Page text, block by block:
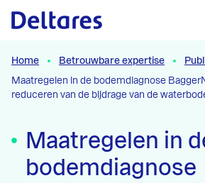
Naar hoofdcontent
Home Betrouwbare expertise
Maatregelen in de bodemdiagnose
reduceren van de bijdrage van de
Maatregelen in
bodemdiagnose